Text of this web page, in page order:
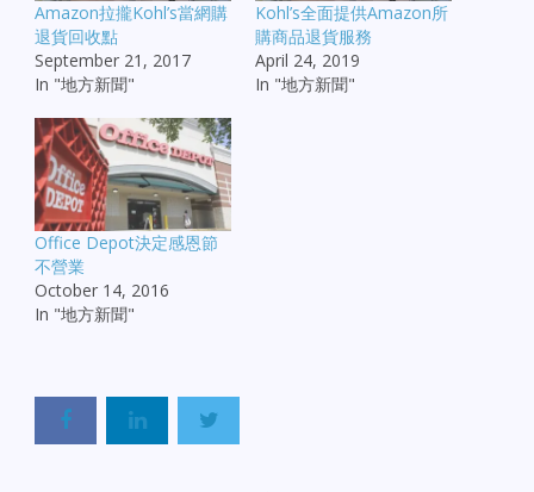
Amazon拉攏Kohl’s當網購
退貨回收點
September 21, 2017
In "地方新聞"
Kohl’s全面提供Amazon所
購商品退貨服務
April 24, 2019
In "地方新聞"
Office Depot決定感恩節
不營業
October 14, 2016
In "地方新聞"